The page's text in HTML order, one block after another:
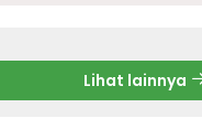
Lihat lainnya